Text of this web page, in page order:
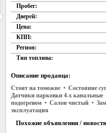
Пробег:
Дверей:
Цена:
КПП:
Регион:
Тип топлива:
Описание продавца:
Стоит на томожне • Состояние
Датчики парковки 4-х
подогревом • Салон чистый •
эксплуатация
Похожие объявления / новости